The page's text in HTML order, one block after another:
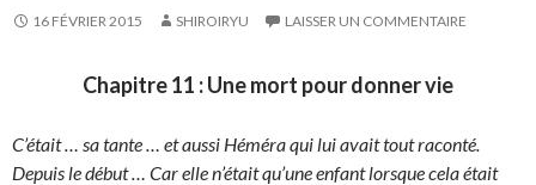
16 FÉVRIER 2015 SHIROIRYU LAISSER UN COMMENTAIRE
Chapitre 11 : Une mort pour donner vie
C’était … sa tante … et aussi Héméra qui lui avait tout raconté.
Depuis le début … Car elle n’était qu’une enfant lorsque cela était